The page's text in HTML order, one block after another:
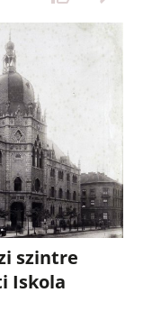
szintre
Iskola